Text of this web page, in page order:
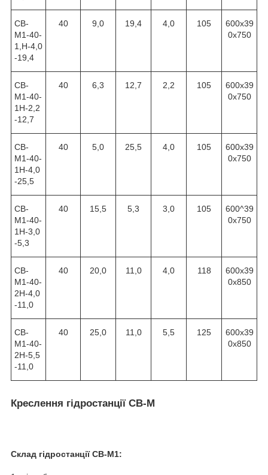
СВ-
М1-40-
1,Н-4,0
-19,4
40 9,0 19,4 4,0 105
600х39
0х750
СВ-
М1-40-
1Н-2,2
-12,7
40 6,3 12,7 2,2 105
600х39
0х750
СВ-
М1-40-
1Н-4,0
-25,5
40 5,0 25,5 4,0 105
600х39
0х750
СВ-
М1-40-
1Н-3,0
-5,3
40 15,5 5,3 3,0 105
600^39
0х750
СВ-
М1-40-
2Н-4,0
-11,0
40 20,0 11,0 4,0 118
600х39
0х850
СВ-
М1-40-
2Н-5,5
-11,0
40 25,0 11,0 5,5 125
600х39
0х850
Креслення гідростанції СВ-М
Склад гідростанції СВ-М1: